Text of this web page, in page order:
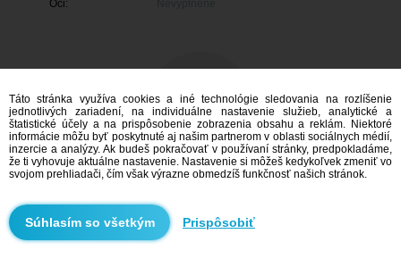
Oči:
Mám záujem
Vyhľadávanie
Táto stránka využíva cookies a iné technológie sledovania na rozlíšenie
jednotlivých zariadení, na individuálne nastavenie služieb, analytické a
štatistické účely a na prispôsobenie zobrazenia obsahu a reklám. Niektoré
informácie môžu byť poskytnuté aj našim partnerom v oblasti sociálnych médií,
inzercie a analýzy. Ak budeš pokračovať v používaní stránky, predpokladáme,
že ti vyhovuje aktuálne nastavenie. Nastavenie si môžeš kedykoľvek zmeniť vo
svojom prehliadači, čím však výrazne obmedzíš funkčnosť našich stránok.
Prispôsobiť